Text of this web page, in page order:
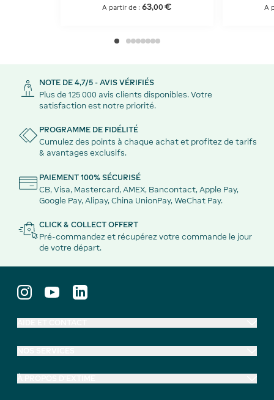
A partir de : 63,00 € A
NOTE DE 4,7/5 - AVIS VÉRIFIÉS
Plus de 125 000 avis clients disponibles. Votre
satisfaction est notre priorité.
PROGRAMME DE FIDÉLITÉ
Cumulez des points à chaque achat et profitez de tarifs
& avantages exclusifs.
PAIEMENT 100% SÉCURISÉ
CB, Visa, Mastercard, AMEX, Bancontact, Apple Pay,
Google Pay, Alipay, China UnionPay, WeChat Pay.
CLICK & COLLECT OFFERT
Pré-commandez et récupérez votre commande le jour
de votre départ.